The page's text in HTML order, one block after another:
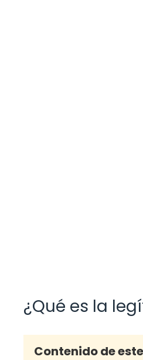
¿Qué es la
Contenido de